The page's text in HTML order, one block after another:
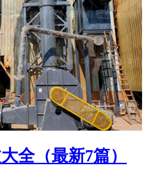
全（最新7篇）